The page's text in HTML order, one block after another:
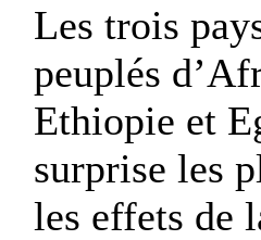
Les trois
peuplés
Ethiopie et
surprise les
les effets de